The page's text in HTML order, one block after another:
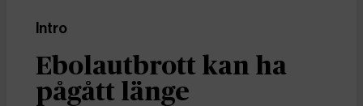
Intro
Ebolautbrott kan ha
pågått länge